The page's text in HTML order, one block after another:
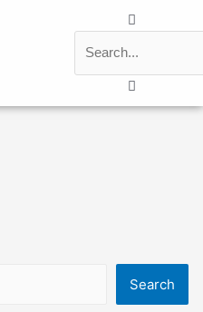
Search